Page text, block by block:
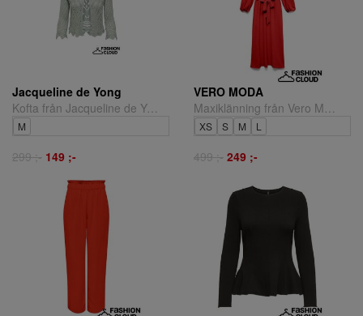
Jacqueline de Yong
Kofta från Jacqueline de Yong.
M
299 ;- 149 ;-
VERO MODA
XS S M L
499 ;- 249 ;-